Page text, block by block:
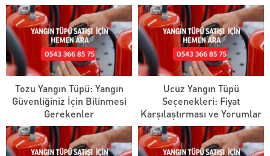
Tozu Yangın Tüpü: Yangın
Güvenliğiniz İçin Bilinmesi
Gerekenler
Ucuz Yangın Tüpü
Seçenekleri: Fiyat
Karşılaştırması ve Yorumlar